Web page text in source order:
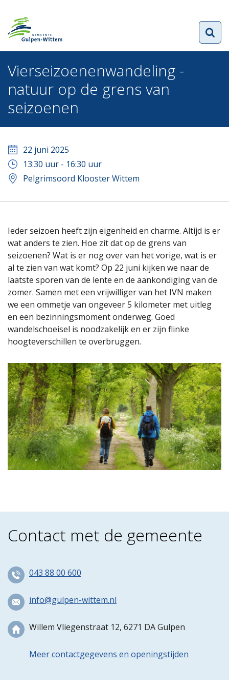
Vierseizoenenwandeling -
natuur op de grens van
seizoenen
22 juni 2025
13:30 uur - 16:30 uur
Pelgrimsoord Klooster Wittem
Ieder seizoen heeft zijn eigenheid en charme. Altijd is er
wat anders te zien. Hoe zit dat op de grens van
seizoenen? Wat is er nog over van het vorige, wat is er
al te zien van wat komt? Op 22 juni kijken we naar de
laatste sporen van de lente en de aankondiging van de
zomer. Samen met een vrijwilliger van het IVN maken
we een ommetje van ongeveer 5 kilometer met uitleg
en een bezinningsmoment onderweg. Goed
wandelschoeisel is noodzakelijk en er zijn flinke
hoogteverschillen te overbruggen.
Contact met de gemeente
043 88 00 600
info@gulpen-wittem.nl
Willem Vliegenstraat 12, 6271 DA Gulpen
Meer contactgegevens en openingstijden